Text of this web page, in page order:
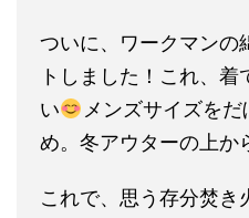
ついに、ワークマンの
トしました！これ、
い
メンズサイズを
め。冬アウターの上か
これで、思う存分焚き